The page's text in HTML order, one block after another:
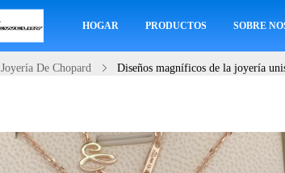
HOGAR PRODUCTOS SOBRE
Joyería De Chopard Diseños magníficos de la joyería